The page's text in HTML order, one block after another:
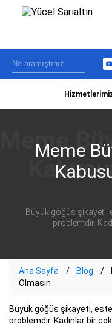
Meme
Büyük göğüs şikayeti,
problemdir.
Ana Sayfa Blog
Olmasın
Büyük göğüs şikayeti,
problemdir. Kadınlar bir